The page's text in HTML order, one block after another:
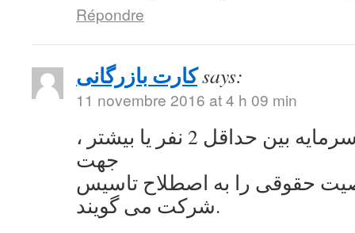
Répondre
کارت بازرگانیsays:
11 novembre 2016 at 4 h 09 min
به اشتراک گذاشتن سرمایه بین حداقل 2 نفر یا بیشتر ،
جهت
حقوقی را به اصطلاح تاسیس
شرکت می گویند.